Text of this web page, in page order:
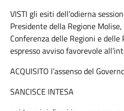
VISTI gli esiti dell’odierna
Presidente della Regione
Conferenza delle Regioni e
espresso avviso favorevole
ACQUISITO l’assenso del
SANCISCE INTESA